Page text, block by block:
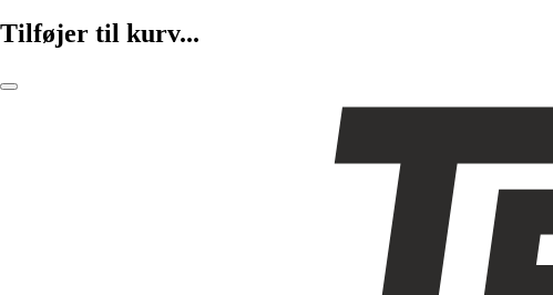
Tilføjer til kurv...